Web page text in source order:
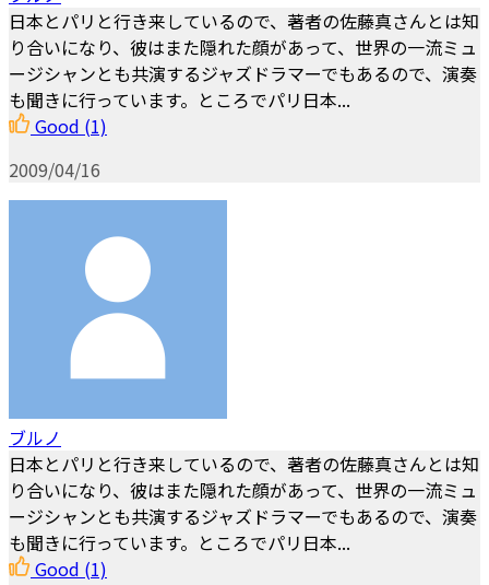
日本とパリと行き来しているので、著者の佐藤真さんとは知
り合いになり、彼はまた隠れた顔があって、世界の一流ミュ
ージシャンとも共演するジャズドラマーでもあるので、演奏
も聞きに行っています。ところでパリ日本...
Good (1)
2009/04/16
ブルノ
日本とパリと行き来しているので、著者の佐藤真さんとは知
り合いになり、彼はまた隠れた顔があって、世界の一流ミュ
ージシャンとも共演するジャズドラマーでもあるので、演奏
も聞きに行っています。ところでパリ日本...
Good (1)